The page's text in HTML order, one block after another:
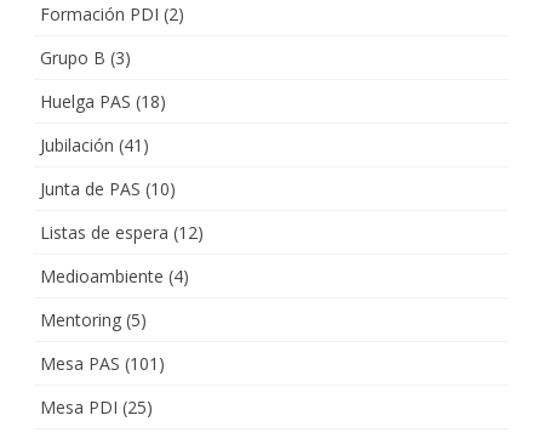
Formación PDI (2)
Grupo B (3)
Huelga PAS (18)
Jubilación (41)
Junta de PAS (10)
Listas de espera (12)
Medioambiente (4)
Mentoring (5)
Mesa PAS (101)
Mesa PDI (25)